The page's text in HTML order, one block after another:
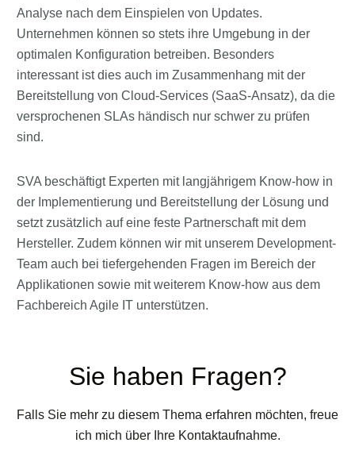
Analyse nach dem Einspielen von Updates.
Unternehmen können so stets ihre Umgebung in der
optimalen Konfiguration betreiben. Besonders
interessant ist dies auch im Zusammenhang mit der
Bereitstellung von Cloud-Services (SaaS-Ansatz), da die
versprochenen SLAs händisch nur schwer zu prüfen
sind.
SVA beschäftigt Experten mit langjährigem Know-how in
der Implementierung und Bereitstellung der Lösung und
setzt zusätzlich auf eine feste Partnerschaft mit dem
Hersteller. Zudem können wir mit unserem Development-
Team auch bei tiefergehenden Fragen im Bereich der
Applikationen sowie mit weiterem Know-how aus dem
Fachbereich Agile IT unterstützen.
Sie haben Fragen?
Falls Sie mehr zu diesem Thema erfahren möchten, freue
ich mich über Ihre Kontaktaufnahme.